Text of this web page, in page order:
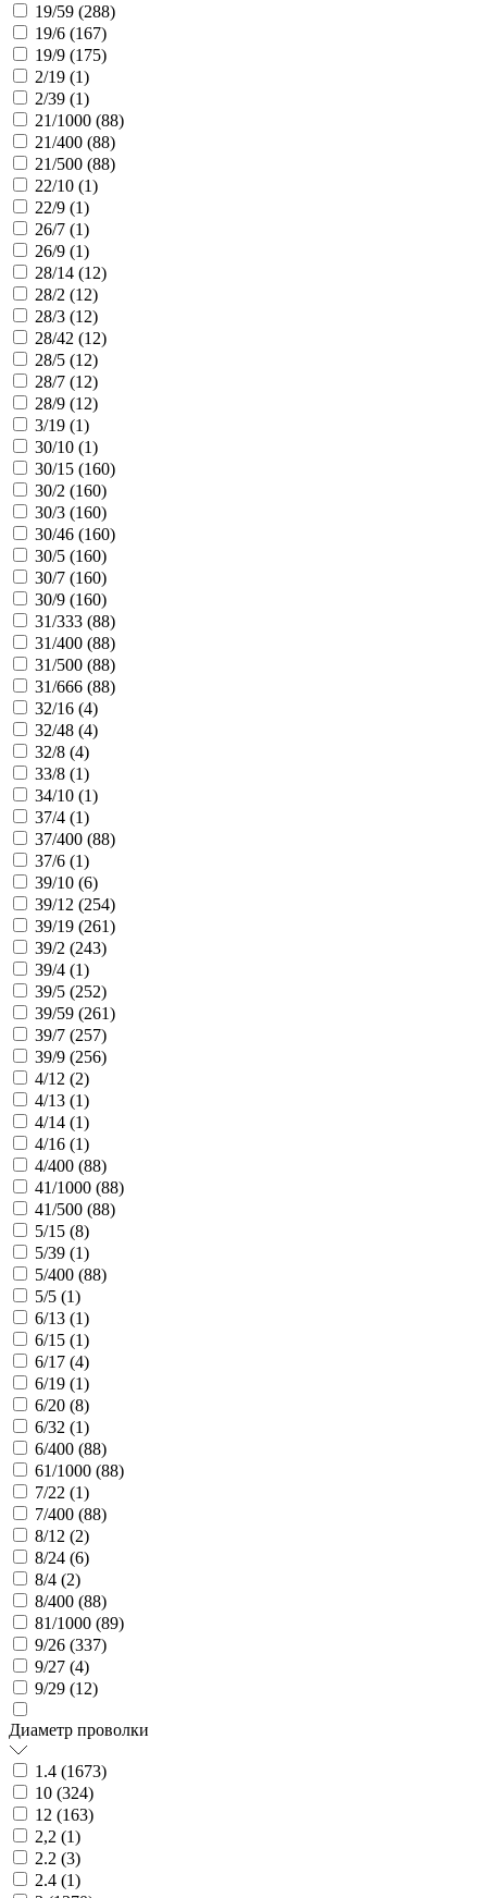
19/59 (288)
19/6 (167)
19/9 (175)
2/19 (1)
2/39 (1)
21/1000 (88)
21/400 (88)
21/500 (88)
22/10 (1)
22/9 (1)
26/7 (1)
26/9 (1)
28/14 (12)
28/2 (12)
28/3 (12)
28/42 (12)
28/5 (12)
28/7 (12)
28/9 (12)
3/19 (1)
30/10 (1)
30/15 (160)
30/2 (160)
30/3 (160)
30/46 (160)
30/5 (160)
30/7 (160)
30/9 (160)
31/333 (88)
31/400 (88)
31/500 (88)
31/666 (88)
32/16 (4)
32/48 (4)
32/8 (4)
33/8 (1)
34/10 (1)
37/4 (1)
37/400 (88)
37/6 (1)
39/10 (6)
39/12 (254)
39/19 (261)
39/2 (243)
39/4 (1)
39/5 (252)
39/59 (261)
39/7 (257)
39/9 (256)
4/12 (2)
4/13 (1)
4/14 (1)
4/16 (1)
4/400 (88)
41/1000 (88)
41/500 (88)
5/15 (8)
5/39 (1)
5/400 (88)
5/5 (1)
6/13 (1)
6/15 (1)
6/17 (4)
6/19 (1)
6/20 (8)
6/32 (1)
6/400 (88)
61/1000 (88)
7/22 (1)
7/400 (88)
8/12 (2)
8/24 (6)
8/4 (2)
8/400 (88)
81/1000 (89)
9/26 (337)
9/27 (4)
9/29 (12)
Диаметр проволки
1.4 (1673)
10 (324)
12 (163)
2,2 (1)
2.2 (3)
2.4 (1)